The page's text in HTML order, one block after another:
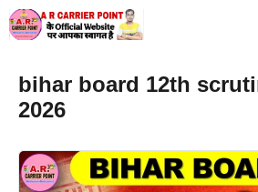
Skip
to
bihar board 12th
2026